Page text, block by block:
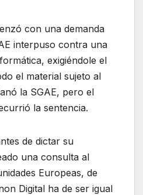
con una demanda
interpuso contra una
exigiéndole el
el material sujeto al
la SGAE, pero el
la sentencia.
de dictar su
una consulta al
Europeas, de
Digital ha de ser igual